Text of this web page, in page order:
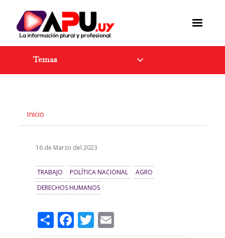
Temas
Inicio
16 de Marzo del 2023
TRABAJO POLÍTICA NACIONAL
AGRO
DERECHOS HUMANOS
ShareFacebook
Twitter